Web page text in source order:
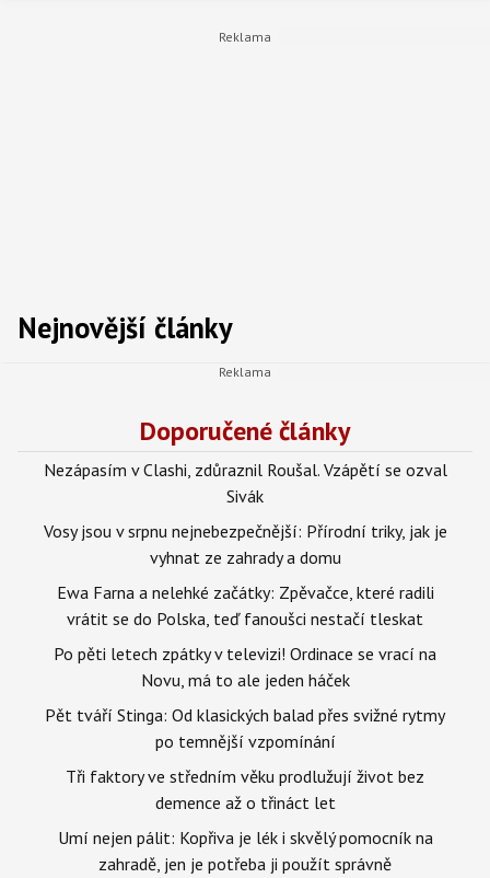
Nejnovější články
Doporučené články
Nezápasím v Clashi, zdůraznil Roušal. Vzápětí se ozval
Sivák
Vosy jsou v srpnu nejnebezpečnější: Přírodní triky, jak je
vyhnat ze zahrady a domu
Ewa Farna a nelehké začátky: Zpěvačce, které radili
vrátit se do Polska, teď fanoušci nestačí tleskat
Po pěti letech zpátky v televizi! Ordinace se vrací na
Novu, má to ale jeden háček
Pět tváří Stinga: Od klasických balad přes svižné rytmy
po temnější vzpomínání
Tři faktory ve středním věku prodlužují život bez
demence až o třináct let
Umí nejen pálit: Kopřiva je lék i skvělý pomocník na
zahradě, jen je potřeba ji použít správně